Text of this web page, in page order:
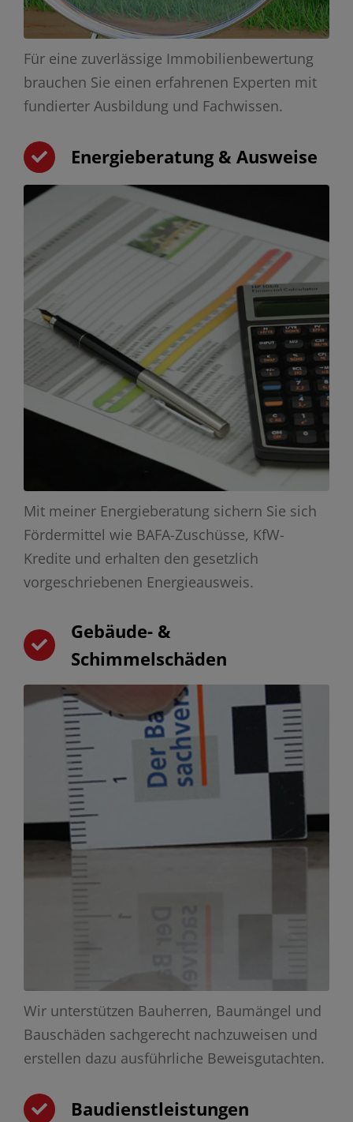
Für eine zuverlässige Immobilienbewertung
brauchen Sie einen erfahrenen Experten mit
fundierter Ausbildung und Fachwissen.
Energieberatung & Ausweise
Mit meiner Energieberatung sichern Sie sich
Fördermittel wie BAFA-Zuschüsse, KfW-
Kredite und erhalten den gesetzlich
vorgeschriebenen Energieausweis.
Gebäude- &
Schimmelschäden
Wir unterstützen Bauherren, Baumängel und
Bauschäden sachgerecht nachzuweisen und
erstellen dazu ausführliche Beweisgutachten.
Baudienstleistungen